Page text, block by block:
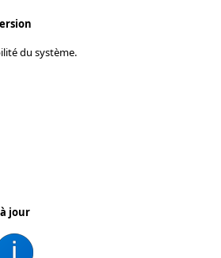
du système.
jour